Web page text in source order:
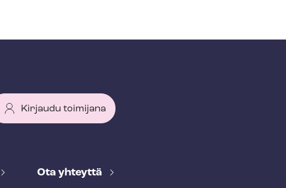
Kirjaudu toimijana
Ota yhteyttä